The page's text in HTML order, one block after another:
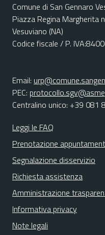
Comune di San Gennaro
Piazza Regina Margherita
Vesuviano (NA)
Codice fiscale / P.
Email:
PEC:
Centralino unico: +39 081
Leggi le FAQ
Prenotazione
Segnalazione disservizio
Richiesta assistenza
Amministrazione
Informativa privacy
Note legali